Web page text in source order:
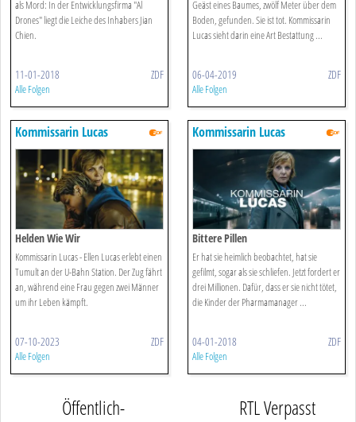
als Mord: In der Entwicklungsfirma "Al
Drones" liegt die Leiche des Inhabers Jian
Chien.
11-01-2018 ZDF
Alle Folgen
Geäst eines Baumes, zwölf Meter über dem
Boden, gefunden. Sie ist tot. Kommissarin
Lucas sieht darin eine Art Bestattung ...
06-04-2019 ZDF
Alle Folgen
Kommissarin Lucas
Helden Wie Wir
Kommissarin Lucas - Ellen Lucas erlebt einen
Tumult an der U-Bahn Station. Der Zug fährt
an, während eine Frau gegen zwei Männer
um ihr Leben kämpft.
07-10-2023 ZDF
Alle Folgen
Kommissarin Lucas
Bittere Pillen
Er hat sie heimlich beobachtet, hat sie
gefilmt, sogar als sie schliefen. Jetzt fordert er
drei Millionen. Dafür, dass er sie nicht tötet,
die Kinder der Pharmamanager ...
04-01-2018 ZDF
Alle Folgen
Öffentlich-
RTL Verpasst